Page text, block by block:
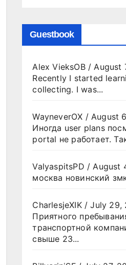
Guestbook
Alex VieksOB/August
Recently I started
collecting. I was...
WayneverOX / August
Иногда user plans
portal не работает.
ValyaspitsPD /August
москва новинский
CharlesjeXIK/July 29,
Приятного
транспортной
свыше 23...